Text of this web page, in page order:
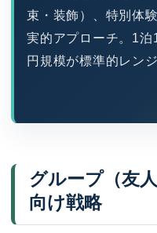
束・装飾）、特別体
実的アプローチ。1
円規模が標準的レンジ
グループ（友
向け戦略